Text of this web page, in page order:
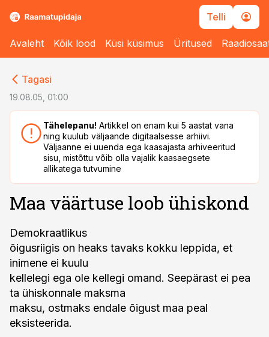
Telli
Avaleht Kõik lood Küsi küsimus Üritused
Tagasi
19.08.05, 01:00
Tähelepanu! Artikkel on enam kui 5 aastat vana
ning kuulub väljaande digitaalsesse arhiivi.
Väljaanne ei uuenda ega kaasajasta arhiveeritud
sisu, mistõttu võib olla vajalik kaasaegsete
allikatega tutvumine
Maa väärtuse loob ühiskond
Demokraatlikus
õigusriigis on heaks tavaks kokku leppida, et
inimene ei kuulu
kellelegi ega ole kellegi omand. Seepärast ei pea
ta ühiskonnale maksma
maksu, ostmaks endale õigust maa peal
eksisteerida.